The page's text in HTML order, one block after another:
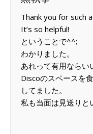
Thank you for such
It’s so helpful!
ということで^^;
わかりました。
あれって有用ならい
Discoのスペースを
してました。
私も当面は見送りと